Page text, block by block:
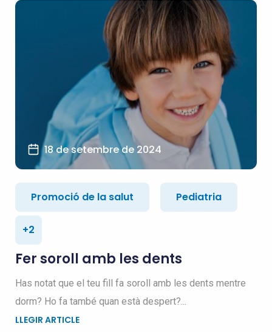
18 de setembre de 2024
Promoció de la salut Pediatria
+2
Fer soroll amb les dents
Has notat que el teu fill fa soroll amb les dents mentre
dorm? Ho fa també quan està despert?...
LLEGIR ARTICLE